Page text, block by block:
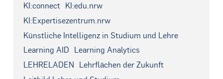
KI:connect KI:edu.nrw
KI:Expertisezentrum.nrw
Künstliche Intelligenz in Studium und Lehre
Learning AID Learning Analytics
LEHRELADEN Lehrflächen der Zukunft